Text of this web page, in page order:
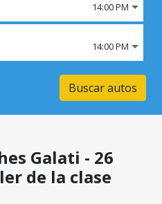
14:00 PM
14:00 PM
Buscar autos
Galati - 26
de la clase